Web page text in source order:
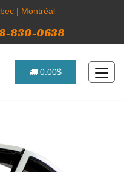
| Montréal
830-0638
0.00$